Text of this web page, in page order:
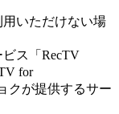
いただけない場
ス「RecTV
for
クが提供するサー